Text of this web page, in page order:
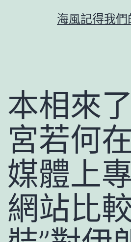
海風記得我們
本相來
宮若何
媒體上
網站比